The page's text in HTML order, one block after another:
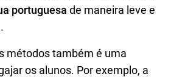
portuguesa de maneira leve e
métodos também é uma
os alunos. Por exemplo, a